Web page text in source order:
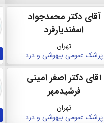
آقای دکتر محمدجواد
اسفندیارفرد
تهران
پزشک عمومی بیهوشی و درد
آقای دکتر اصغر امینی
فرشیدمهر
تهران
پزشک عمومی بیهوشی و درد